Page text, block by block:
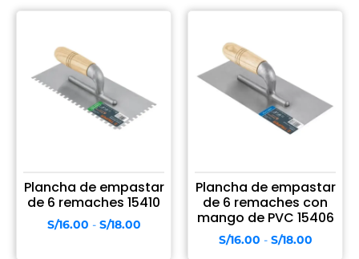
Plancha de empastar
de 6 remaches 15410
S/16.00 - S/18.00
Plancha de empastar
de 6 remaches con
mango de PVC 15406
S/16.00 - S/18.00